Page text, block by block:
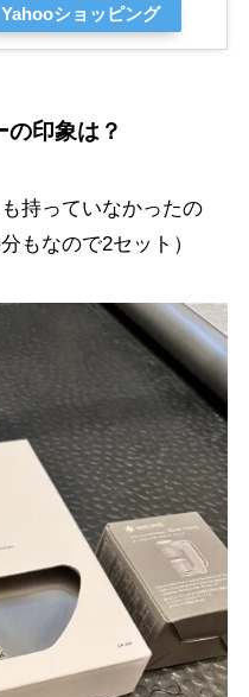
Yahooショッピング
の印象は？
持っていなかったの
もなので2セット）